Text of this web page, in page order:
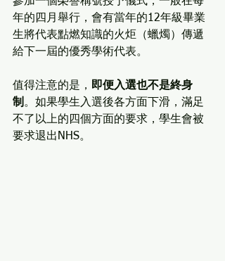
年的四月舉行，會有當年的12年級畢業
生將代表點燃知識的火炬（蠟燭）傳遞
給下一屆的優秀學術代表。
值得注意的是， 即便入選也不是終身
制 。如果學生入選後各方面下滑，滿足
不了以上的四個方面的要求，學生會被
要求退出NHS。